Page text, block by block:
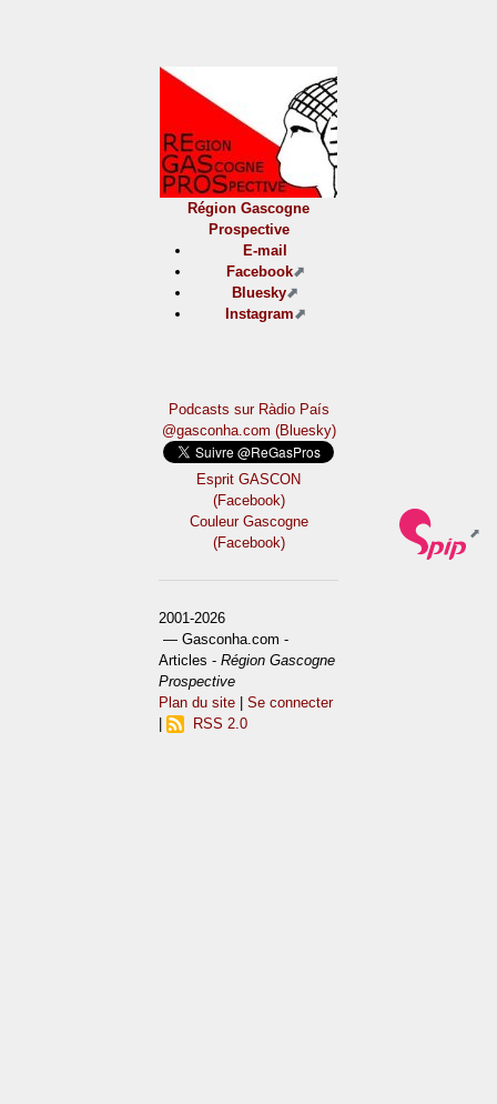
Région Gascogne
Prospective
E-mail
Facebook
Bluesky
Instagram
Podcasts sur Ràdio País
@gasconha.com (Bluesky)
Esprit GASCON
(Facebook)
Couleur Gascogne
(Facebook)
2001-2026
— Gasconha.com -
Articles -Région Gascogne
Prospective
Plan du site |Se connecter
RSS 2.0